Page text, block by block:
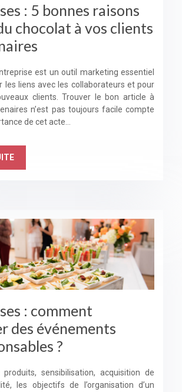
: 5 bonnes raisons
chocolat à vos clients
est un outil marketing essentiel
les liens avec les collaborateurs et pour
clients. Trouver le bon article à
n’est pas toujours facile compte
de cet acte…
: comment
des événements
?
sensibilisation, acquisition de
les objectifs de l’organisation d’un